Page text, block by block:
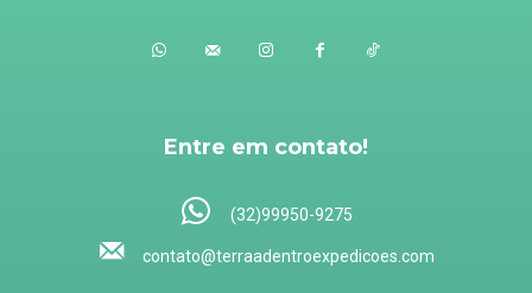
Entre em contato!
(32)99950-9275
contato@terraadentroexpedicoes.com